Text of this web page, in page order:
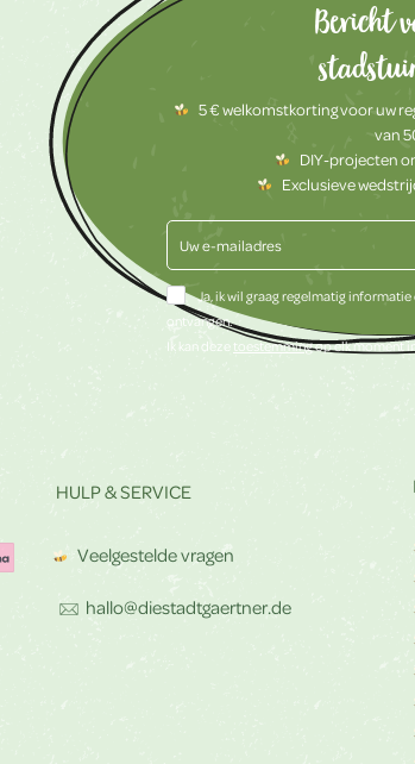
Bericht
5 € welkomstkorting voor uw
van
DIY-projecten
Exclusieve
Ja, ik wil graag regelmatig
ontvangen.
Ik kan deze toestemmingop elk moment
HULP & SERVICE
Veelgestelde vragen
hallo@diestadtgaertner.de